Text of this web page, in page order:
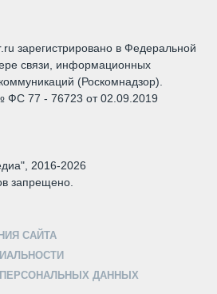
зарегистрировано в Федеральной
связи, информационных
(Роскомнадзор).
ФС 77 - 76723 от 02.09.2019
2016-2026
запрещено.
САЙТА
ПЕРСОНАЛЬНЫХ ДАННЫХ